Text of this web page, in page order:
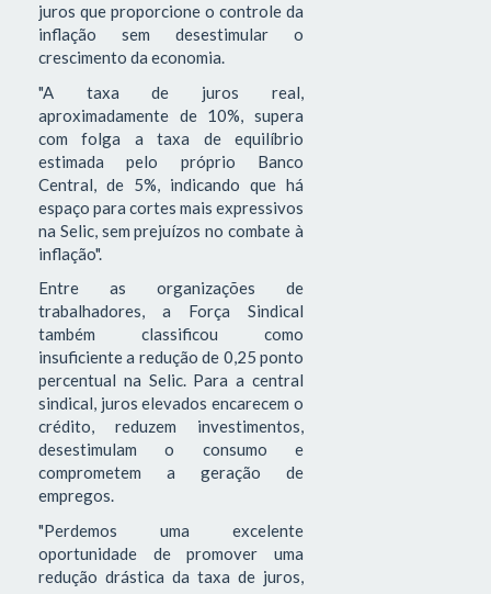
juros que proporcione o controle da
inflação sem desestimular o
crescimento da economia.
"A taxa de juros real,
aproximadamente de 10%, supera
com folga a taxa de equilíbrio
estimada pelo próprio Banco
Central, de 5%, indicando que há
espaço para cortes mais expressivos
na Selic, sem prejuízos no combate à
inflação".
Entre as organizações de
trabalhadores, a Força Sindical
também classificou como
insuficiente a redução de 0,25 ponto
percentual na Selic. Para a central
sindical, juros elevados encarecem o
crédito, reduzem investimentos,
desestimulam o consumo e
comprometem a geração de
empregos.
"Perdemos uma excelente
oportunidade de promover uma
redução drástica da taxa de juros,